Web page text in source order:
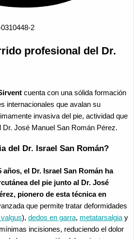
2
profesional del Dr.
cuenta con una sólida formación
internacionales que avalan su
invasiva del pie, actividad que
Dr. José Manuel San Román Pérez.
del Dr. Israel San Román?
años, el Dr. Israel San Román ha
del pie junto al Dr. José
pionero de esta técnica en
que permite tratar deformidades
), dedos en garra, metatarsalgia y
incisiones, reduciendo el dolor